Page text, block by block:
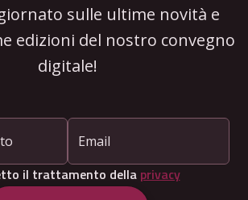
sulle ultime novità e
edizioni del nostro convegno
digitale!
Email
il trattamento della privacy